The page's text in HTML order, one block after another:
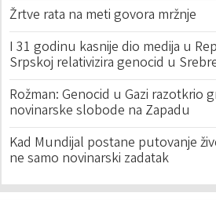
Žrtve rata na meti govora mržnje
I 31 godinu kasnije dio medija u
Srpskoj relativizira genocid u
Rožman: Genocid u Gazi razotkrio
novinarske slobode na Zapadu
Kad Mundijal postane putovanje
ne samo novinarski zadatak